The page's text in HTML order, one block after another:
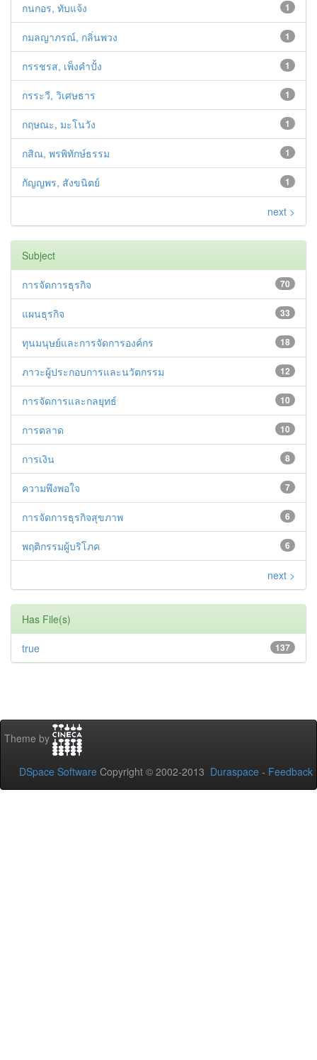
1
กนกอร, ทับแจ้ง
1
กมลญาภรณ์, กลิ่นพวง
1
กรรชรส, เพ็งคำปั้ง
1
กรระวี, วิเศษธาร
1
กฤษณะ, มะโนวัง
1
กสิณ, พรพิทักษ์ธรรม
1
กัญญพร, สังขนิตย์
next >
Subject
70
การจัดการธุรกิจ
33
แผนธุรกิจ
18
ทุนมนุษย์และการจัดการองค์กร
12
ภาวะผู้ประกอบการและนวัตกรรม
10
การจัดการและกลยุทธ์
10
การตลาด
8
การเงิน
7
ความพึงพอใจ
6
การจัดการธุรกิจสุขภาพ
6
พฤติกรรมผู้บริโภค
next >
Has File(s)
137
true
Theme by
DSpace Software Copyright © 2002-2013 Duraspace - Feedback